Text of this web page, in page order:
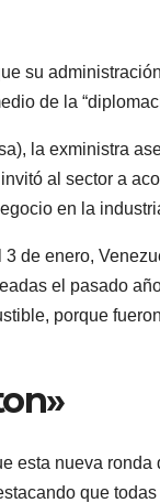
su
de la
la exministra
al sector a
en la
de enero,
el pasado
porque
esta nueva ronda
que